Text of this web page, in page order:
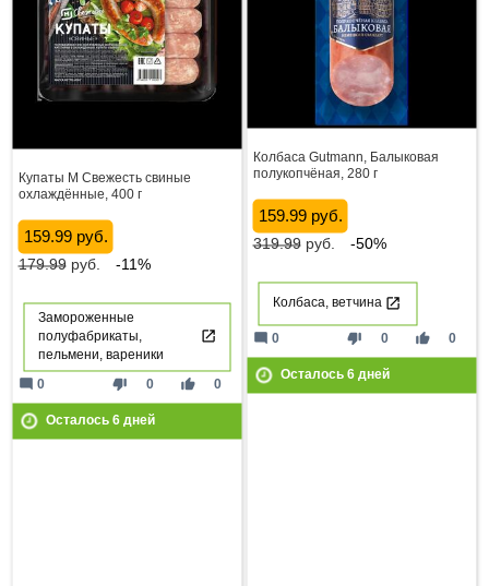
Колбаса Gutmann, Балыковая
полукопчёная, 280 г
159.99 руб.
319.99руб. -50%
Колбаса, ветчина
thumb_down 0 thumb_up 0
mode_comment 0
Осталось 6дней
Купаты М Свежесть свиные
охлаждённые, 400 г
159.99 руб.
179.99руб. -11%
Замороженные
полуфабрикаты,
пельмени, вареники
thumb_down 0 thumb_up 0
mode_comment 0
Осталось 6дней